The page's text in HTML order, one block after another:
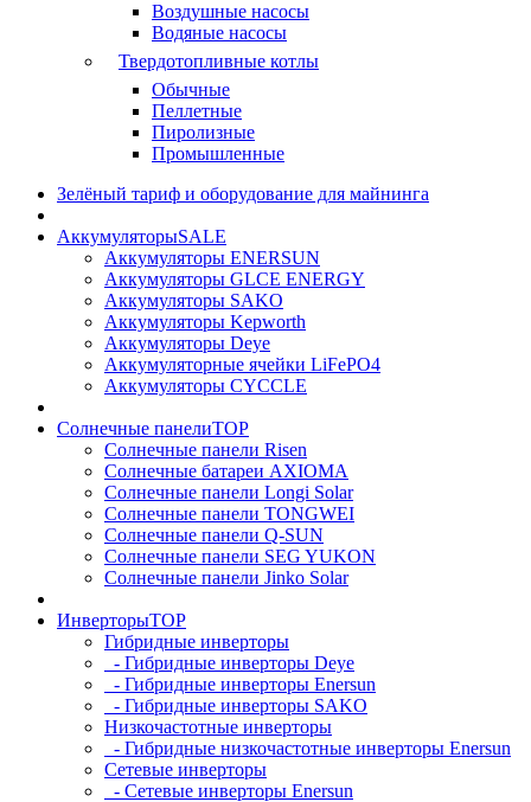
Воздушные насосы
Водяные насосы
Твердотопливные котлы
Обычные
Пеллетные
Пиролизные
Промышленные
Зелёный тариф и оборудование для майнинга
АккумуляторыSALE
Аккумуляторы ENERSUN
Аккумуляторы GLCE ENERGY
Аккумуляторы SAKO
Аккумуляторы Kepworth
Аккумуляторы Deye
Аккумуляторные ячейки LiFePO4
Аккумуляторы CYCCLE
Солнечные панелиTOP
Солнечные панели Risen
Солнечные батареи AXIOMA
Солнечные панели Longi Solar
Солнечные панели TONGWEI
Солнечные панели Q-SUN
Солнечные панели SEG YUKON
Солнечные панели Jinko Solar
ИнверторыTOP
Гибридные инверторы
- Гибридные инверторы Deye
- Гибридные инверторы Enersun
- Гибридные инверторы SAKO
Низкочастотные инверторы
- Гибридные низкочастотные инверторы Enersun
Сетевые инверторы
- Сетевые инверторы Enersun